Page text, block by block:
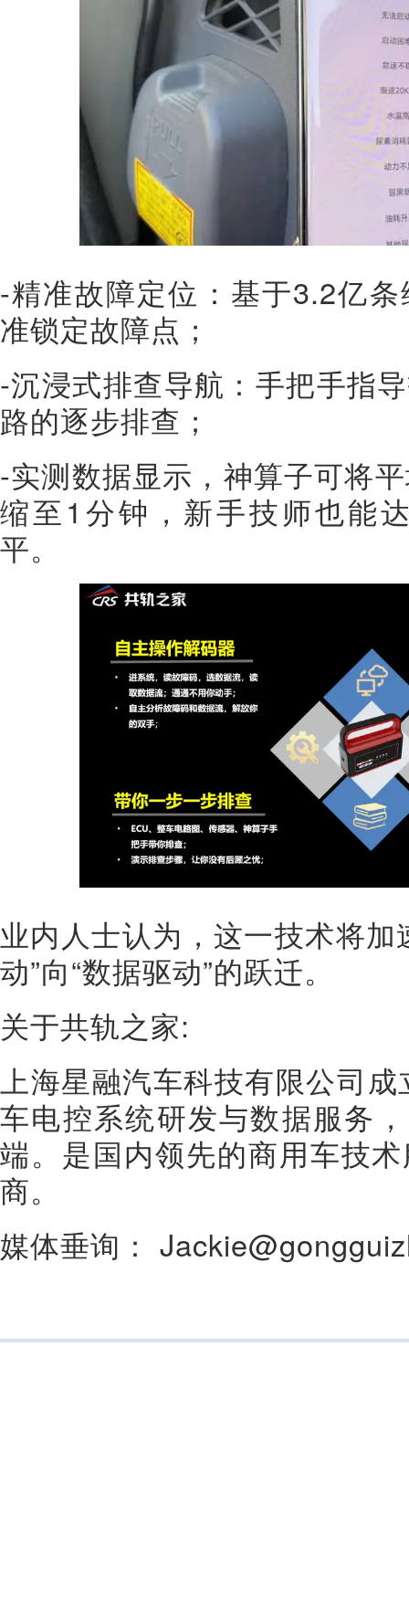
-精准故障定位：基于3.2亿
准锁定故障点；
-沉浸式排查导航：手把手指
路的逐步排查；
-实测数据显示，神算子可将
缩至1分钟，新手技师也能
平。
业内人士认为，这一技术将
动”向“数据驱动”的跃迁。
关于共轨之家:
上海星融汽车科技有限公司
车电控系统研发与数据服务
端。是国内领先的商用车技
商。
媒体垂询：